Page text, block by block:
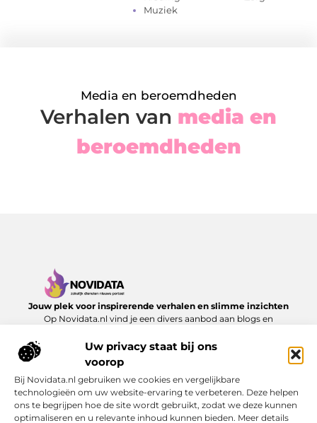
Uw privacy staat bij ons
voorop
Bij Novidata.nl gebruiken we cookies en vergelijkbare
technologieën om uw website-ervaring te verbeteren. Deze helpen
ons te begrijpen hoe de site wordt gebruikt, zodat we deze kunnen
optimaliseren en u relevante inhoud kunnen bieden. Meer details
Muziek
Media en beroemdheden
Verhalen van media en
beroemdheden
Jouw plek voor inspirerende verhalen en slimme inzichten
Op Novidata.nl vind je een divers aanbod aan blogs en
adviezen tot verrassende perspectieven. Laat je inspireren en
ontdek content die echt waarde toevoegt.
Onze informatie